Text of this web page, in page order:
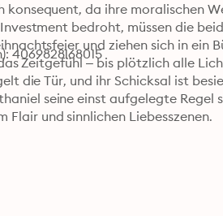
konsequent, da ihre moralischen
bedroht, müssen die
und ziehen sich in ein
Zeitgefühl – bis plötzlich alle
die Tür, und ihr Schicksal ist
seine einst aufgelegte Regel
Flair und sinnlichen Liebesszenen.
4069828168015